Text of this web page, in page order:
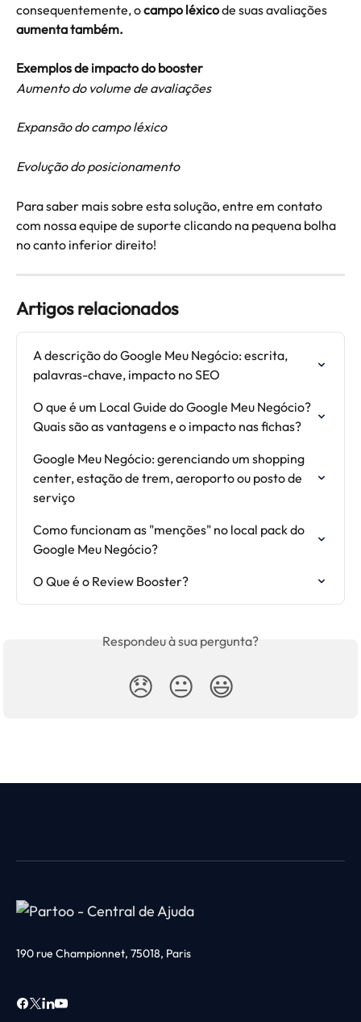
consequentemente, o campo léxico de suas avaliações
aumenta também.
Exemplos de impacto do booster
Aumento do volume de avaliações
Expansão do campo léxico
Evolução do posicionamento
Para saber mais sobre esta solução, entre em contato
com nossa equipe de suporte clicando na pequena bolha
no canto inferior direito!
Artigos relacionados
A descrição do Google Meu Negócio: escrita,
palavras-chave, impacto no SEO
O que é um Local Guide do Google Meu Negócio?
Quais são as vantagens e o impacto nas fichas?
Google Meu Negócio: gerenciando um shopping
center, estação de trem, aeroporto ou posto de
serviço
Como funcionam as "menções" no local pack do
Google Meu Negócio?
O Que é o Review Booster?
Respondeu à sua pergunta?
😞 😐 😃
190 rue Championnet, 75018, Paris